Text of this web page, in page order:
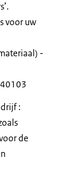
voor uw
-
:
de